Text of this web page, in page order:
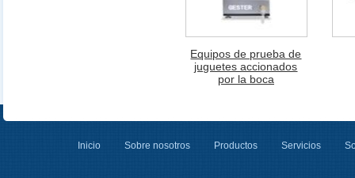
Equipos de prueba de
juguetes accionados
por la boca
Inicio Sobre nosotros Productos Servicios